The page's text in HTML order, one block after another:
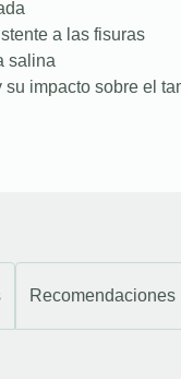
a las fisuras
salina
impacto sobre el
Recomendaciones